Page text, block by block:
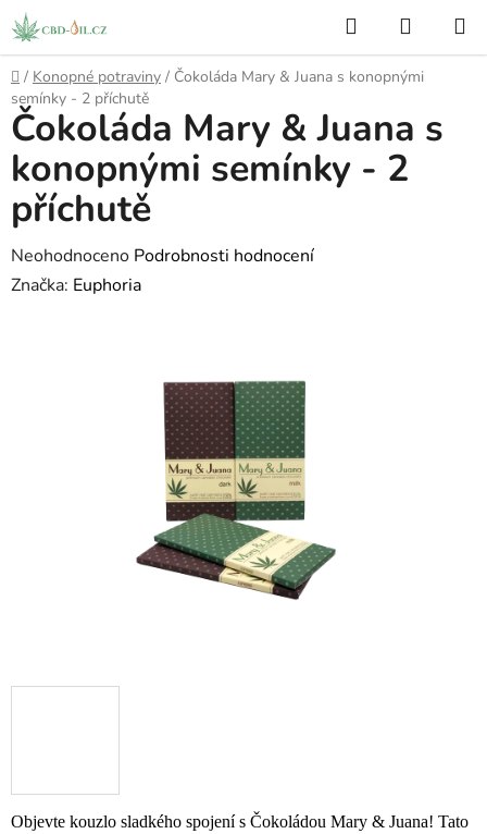
Přejít
na
obsah
Hledat
KOŠÍK
Domů
/ Konopné potraviny / Čokoláda Mary & Juana s konopnými
semínky - 2 příchutě
Objevte kouzlo sladkého spojení s Čokoládou Mary & Juana! Tato
Čokoláda Mary & Juana s
konopnými semínky - 2
příchutě
Průměrné
hodnocení
Neohodnoceno Podrobnosti hodnocení
Značka: Euphoria